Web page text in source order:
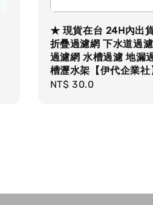
★ 現貨在台 24H內出
折疊過濾網 下水道過
過濾網 水槽過濾 地漏
槽瀝水架【伊代企業社
Regular
NT$ 30.0